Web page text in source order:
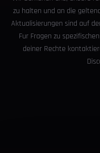
zu halten und an die
Aktualisierungen sind auf
Fur Fragen zu
deiner Rechte